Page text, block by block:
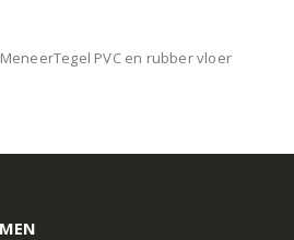
PVC en rubber vloer